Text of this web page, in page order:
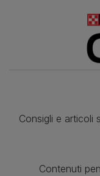
Consigli e articoli
Contenuti